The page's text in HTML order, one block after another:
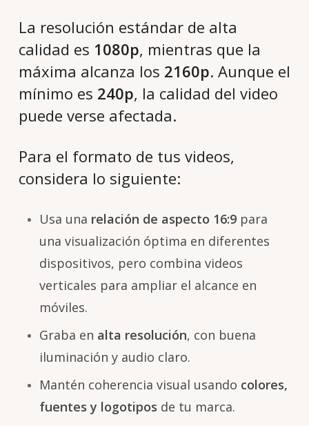
La resolución estándar de alta
calidad es 1080p, mientras que la
máxima alcanza los 2160p. Aunque el
mínimo es 240p, la calidad del video
puede verse afectada.
Para el formato de tus videos,
considera lo siguiente:
Usa una relación de aspecto 16:9para
una visualización óptima en diferentes
dispositivos, pero combina videos
verticales para ampliar el alcance en
móviles.
Graba en alta resolución, con buena
iluminación y audio claro.
Mantén coherencia visual usando colores,
fuentes y logotipos de tu marca.